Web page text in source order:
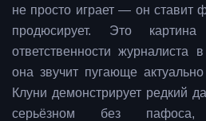
не просто играет — он ставит
продюсирует. Это
ответственности журналиста
она звучит пугающе
Клуни демонстрирует редкий
серьёзном без пафоса,